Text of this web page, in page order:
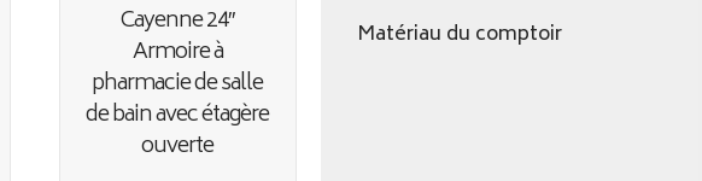
Cayenne 24″
Armoire à
pharmacie de salle
de bain avec étagère
ouverte
Matériau du comptoir